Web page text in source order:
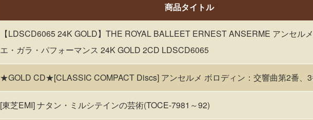
商品タイトル
【LDSCD6065 24K GOLD】THE ROYAL BALLEET ERNEST ANSERME アンセル
エ・ガラ・パフォーマンス 24K GOLD 2CD LDSCD6065
★GOLD CD★[CLASSIC COMPACT Discs] アンセルメ ボロディン：交響曲第2番、
[東芝EMI] ナタン・ミルシテインの芸術(TOCE-7981～92)